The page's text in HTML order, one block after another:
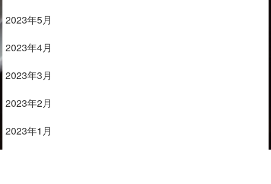
2023年5月
2023年4月
2023年3月
2023年2月
2023年1月